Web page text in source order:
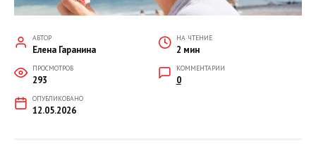
АВТОР
Елена Гаранина
НА ЧТЕНИЕ
2 мин
ПРОСМОТРОВ
293
КОММЕНТАРИИ
0
ОПУБЛИКОВАНО
12.05.2026